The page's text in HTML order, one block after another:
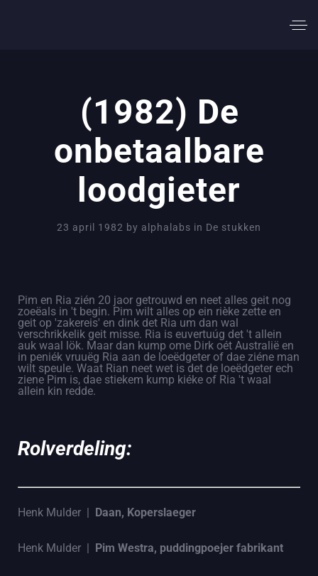
(1982) De
onbetaalbare
loodgieter
23 april 1982 by alphalabs in De stukken
Pim en Ria zién 20 jaor getrouwd en neet alles geit nog
zoeëals in 't begin. Pim wilt alles op ein rièke zette en
geit op 'zakereis' en dink det Ria um dan wal
verschrikkelik geit misse. Ria is euvertuúg det 't allein
auk waal lök. Maar dan kump ome Dirk oét Australië en
in peniék vruuëg Ria aan de loeëdgeter of dae ziéne man
wilt speule. Waat Rian neet wet is det de loeëdgeter ech
ziene Pim is, dae stiekem kump kiéke of Ria 't waal
allein kin redde.
Rolverdeling:
Henk Mulder | Daan, Koperslaeger
Henk Mulder | Pim Westra, puddingpoejer fabrikant